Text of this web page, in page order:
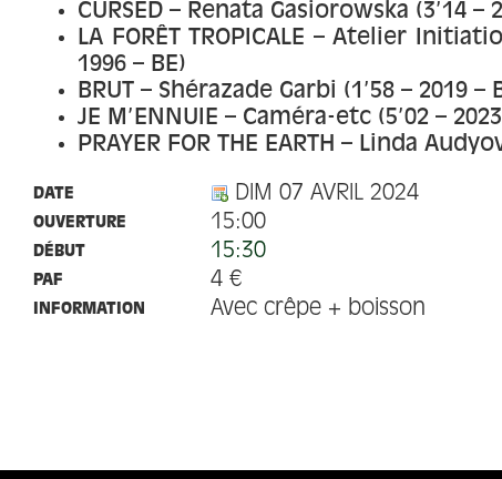
CURSED – Renata Gasiorowska (3’14 –
LA FORÊT TROPICALE – Atelier
1996 – BE)
BRUT – Shérazade Garbi (1’58 – 2019 –
JE M’ENNUIE – Caméra-etc (5’02 –
PRAYER FOR THE EARTH – Linda
DATE DIM 07 AVRIL 2024
OUVERTURE 15:00
DÉBUT 15:30
PAF 4 €
INFORMATION Avec crêpe + boisson